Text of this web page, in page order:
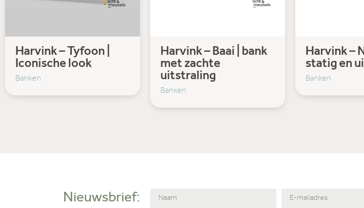
Harvink – Tyfoon |
Iconische look
Banken
Harvink – Baai | bank
met zachte
uitstraling
Banken
Harvink –
statig en
Banken
Nieuwsbrief: